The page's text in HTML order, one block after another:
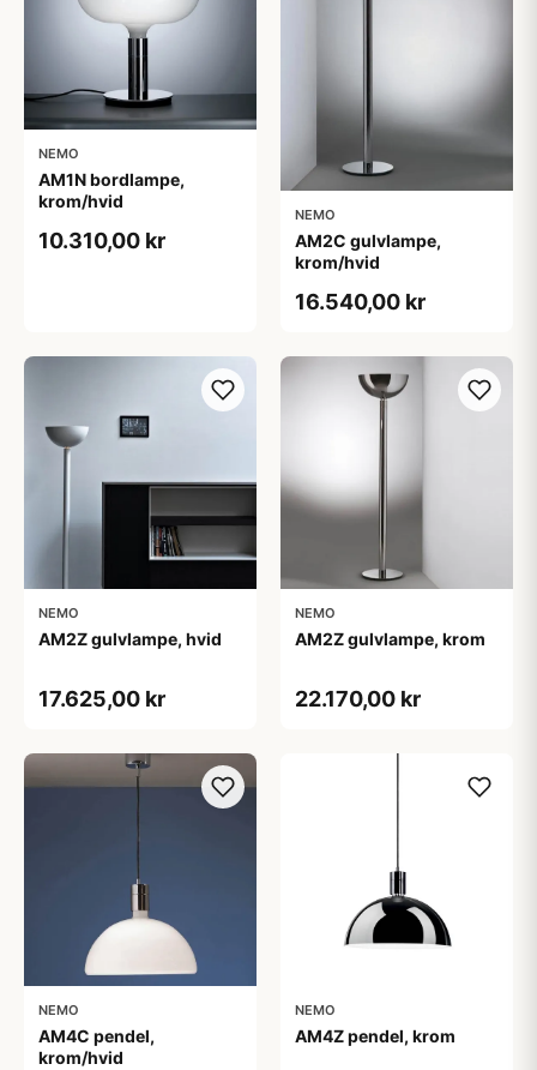
NEMO
AM1N bordlampe,
krom/hvid
10.310,00 kr
NEMO
AM2C gulvlampe,
krom/hvid
16.540,00 kr
NEMO
AM2Z gulvlampe, hvid
17.625,00 kr
NEMO
AM2Z gulvlampe, krom
22.170,00 kr
NEMO
AM4C pendel,
krom/hvid
NEMO
AM4Z pendel, krom